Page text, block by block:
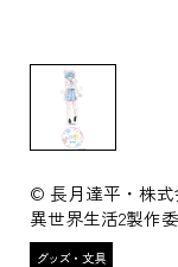
© 長月達平・株式
異世界生活2製作